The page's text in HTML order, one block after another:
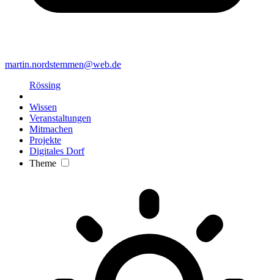
martin.nordstemmen@web.de
Rössing
Wissen
Veranstaltungen
Mitmachen
Projekte
Digitales Dorf
Theme